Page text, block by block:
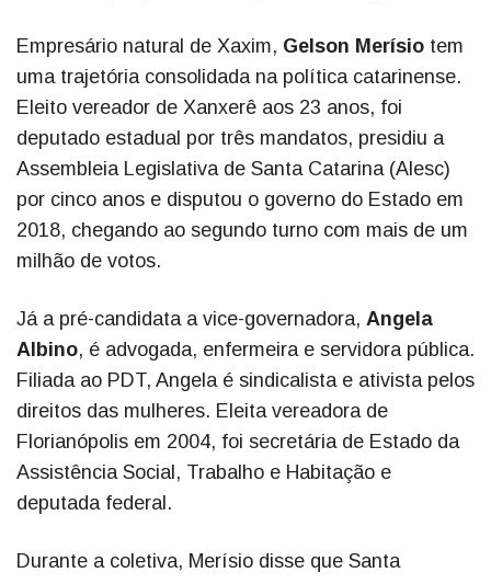
Empresário natural de Xaxim, Gelson Merísio tem
uma trajetória consolidada na política catarinense.
Eleito vereador de Xanxerê aos 23 anos, foi
deputado estadual por três mandatos, presidiu a
Assembleia Legislativa de Santa Catarina (Alesc)
por cinco anos e disputou o governo do Estado em
2018, chegando ao segundo turno com mais de um
milhão de votos.
Já a pré-candidata a vice-governadora, Angela
Albino, é advogada, enfermeira e servidora pública.
Filiada ao PDT, Angela é sindicalista e ativista pelos
direitos das mulheres. Eleita vereadora de
Florianópolis em 2004, foi secretária de Estado da
Assistência Social, Trabalho e Habitação e
deputada federal.
Durante a coletiva, Merísio disse que Santa